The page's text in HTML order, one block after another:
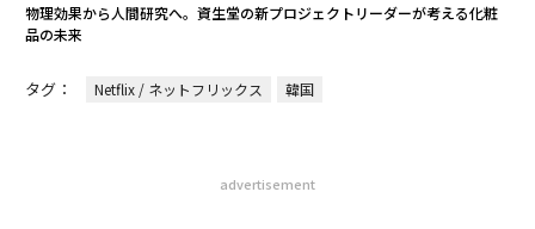
物理効果から人間研究へ。資生堂の新プロジェクトリーダーが考える化粧
品の未来
タグ： Netflix / ネットフリックス 韓国
advertisement